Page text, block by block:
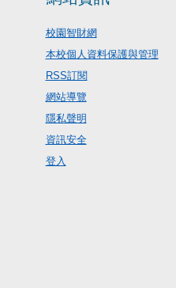
校園智財網
本校個人資料保護與管理
RSS訂閱
網站導覽
隱私聲明
資訊安全
登入